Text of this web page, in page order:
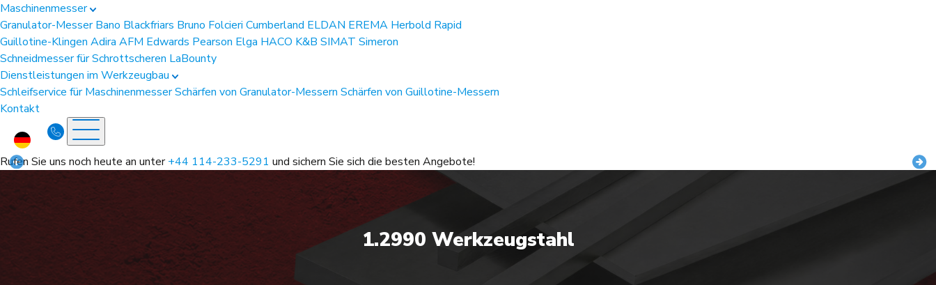
Maschinenmesser
Granulator-MesserBano Blackfriars Bruno Folcieri Cumberland ELDAN EREMA Herbold Rapid
Guillotine-Klingen Adira AFM Edwards Pearson Elga HACO K&B SIMAT Simeron
Schneidmesser für Schrottscheren LaBounty
Dienstleistungen im Werkzeugbau
Schleifservice für MaschinenmesserSchärfen von Granulator-Messern Schärfen von Guillotine-Messern
Kontakt
Rufen Sie uns noch heute an unter+44 114-233-5291 und sichern Sie sich die besten Angebote!
1.2990 Werkzeugstahl